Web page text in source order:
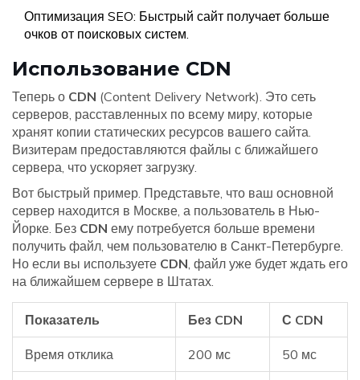
Оптимизация SEO: Быстрый сайт получает больше
очков от поисковых систем.
Использование CDN
Теперь о CDN (Content Delivery Network). Это сеть
серверов, расставленных по всему миру, которые
хранят копии статических ресурсов вашего сайта.
Визитерам предоставляются файлы с ближайшего
сервера, что ускоряет загрузку.
Вот быстрый пример. Представьте, что ваш основной
сервер находится в Москве, а пользователь в Нью-
Йорке. Без CDN ему потребуется больше времени
получить файл, чем пользователю в Санкт-Петербурге.
Но если вы используете CDN, файл уже будет ждать его
на ближайшем сервере в Штатах.
Показатель Без CDN С CDN
Время отклика 200 мс 50 мс